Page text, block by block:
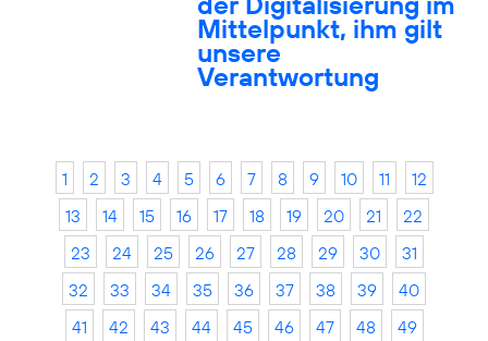
Mittelpunkt, ihm gilt
unsere
Verantwortung
1 2 3 4 5 6 7 8 9 10 11
12
13
14 15 16 17 18 19 20 21
22
23
24 25 26 27 28 29 30
31
32
33 34 35 36 37 38 39
40
41
42 43 44 45 46 47 48
49